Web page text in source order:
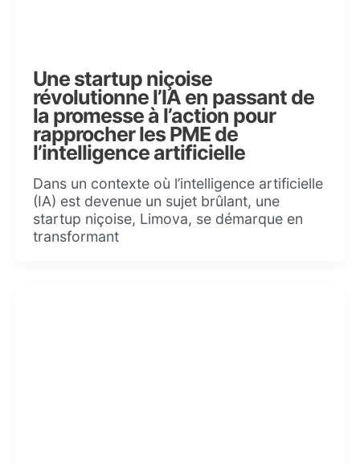
Une startup niçoise
révolutionne l’IA en passant de
la promesse à l’action pour
rapprocher les PME de
l’intelligence artificielle
Dans un contexte où l’intelligence artificielle
(IA) est devenue un sujet brûlant, une
startup niçoise, Limova, se démarque en
transformant